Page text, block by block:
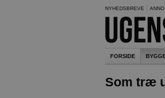
NYHEDSBREVE
FORSIDE
Som træ